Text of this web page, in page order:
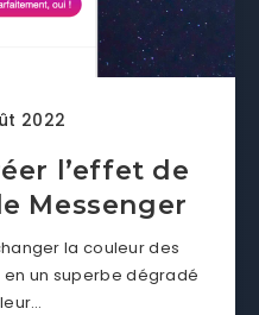
2022
l’effet de
Messenger
la couleur des
en un superbe dégradé